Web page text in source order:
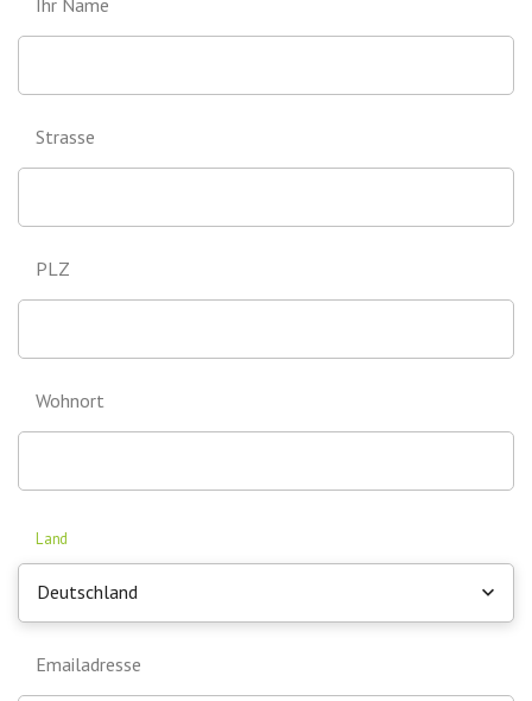
Ihr Name
Strasse
PLZ
Wohnort
Land
Deutschland
Emailadresse